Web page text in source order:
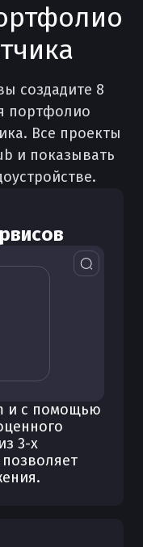
создадите 8
портфолио
Все проекты
и показывать
и с помощью
3-х